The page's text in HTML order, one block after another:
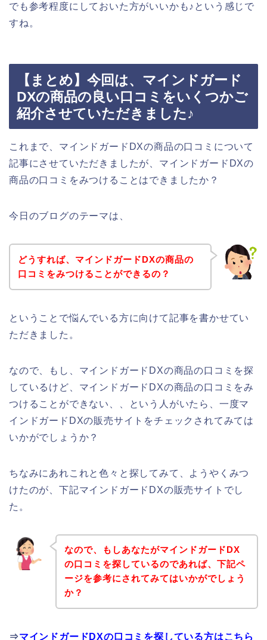
でも参考程度にしておいた方がいいかも♪という感じで
すね。
【まとめ】今回は、マインドガード
DXの商品の良い口コミをいくつかご
紹介させていただきました♪
これまで、マインドガードDXの商品の口コミについて
記事にさせていただきましたが、マインドガードDXの
商品の口コミをみつけることはできましたか？
今日のブログのテーマは、
どうすれば、マインドガードDXの商品の
口コミをみつけることができるの？
ということで悩んでいる方に向けて記事を書かせてい
ただきました。
なので、もし、マインドガードDXの商品の口コミを探
しているけど、マインドガードDXの商品の口コミをみ
つけることができない、、という人がいたら、一度マ
インドガードDXの販売サイトをチェックされてみては
いかがでしょうか？
ちなみにあれこれと色々と探してみて、ようやくみつ
けたのが、下記マインドガードDXの販売サイトでし
た。
なので、もしあなたがマインドガードDX
の口コミを探しているのであれば、下記ペ
ージを参考にされてみてはいかがでしょう
か？
⇒マインドガードDXの口コミを探している方はこちら